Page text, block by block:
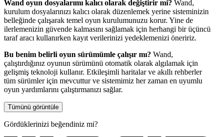
Wand oyun dosyalarımı kalıcı olarak değiştirir mi? Wand,
kurulum dosyalarınızı kalıcı olarak düzenlemek yerine sisteminizin
belleğinde çalışarak temel oyun kurulumunuzu korur. Yine de
ilerlemenizin güvende kalmasını sağlamak için herhangi bir üçüncü
taraf aracı kullanırken kayıt verilerinizi yedeklemenizi öneririz.
Bu benim belirli oyun sürümümle çalışır mı? Wand,
çalıştırdığınız oyunun sürümünü otomatik olarak algılamak için
gelişmiş teknoloji kullanır. Etkileşimli haritalar ve akıllı rehberler
tüm sürümler için mevcuttur ve sistemimiz her zaman en uyumlu
oyun yardımlarını çalıştırmanızı sağlar.
Tümünü görüntüle
Gördüklerinizi beğendiniz mi?